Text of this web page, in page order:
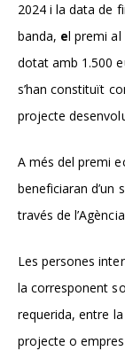
2024 i la data de
banda, el premi
dotat amb 1.500
s’han constituït
projecte
A més del premi
beneficiaran d’un
través de
Les persones
la corresponent
requerida, entre
projecte o